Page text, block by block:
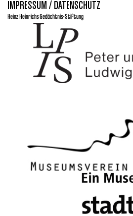
IMPRESSUM / DATENSCHUTZ
Heinz Heinrichs Gedächtnis-Stiftung